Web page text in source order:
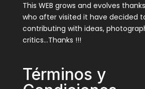
This WEB grows and evolves
who after visited it have decided
contributing with ideas,
critics…Thanks !!!
Términos y